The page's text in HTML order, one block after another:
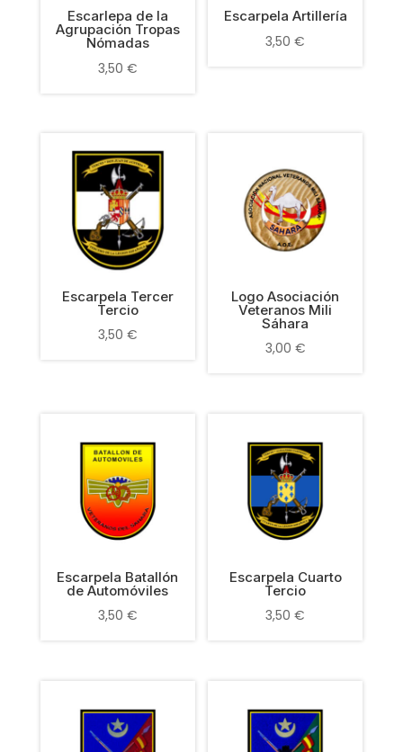
Escarlepa de la
Agrupación Tropas
Nómadas
3,50 €
Escarpela Artillería
3,50€
Escarpela Tercer
Tercio
3,50 €
Logo Asociación
Veteranos Mili
Sáhara
3,00 €
Escarpela Batallón
de Automóviles
3,50 €
Escarpela Cuarto
Tercio
3,50€